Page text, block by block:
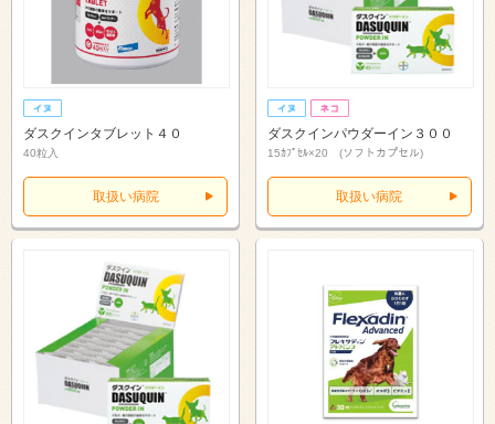
ダスクインタブレット４０
40粒入
取扱い病院
ダスクインパウダーイン３００
15ｶﾌﾟｾﾙ×20 (ソフトカプセル)
取扱い病院